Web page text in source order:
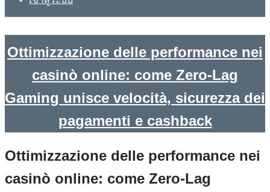
Ottimizzazione delle performance nei
casinò online: come Zero‑Lag
Gaming unisce velocità, sicurezza dei
pagamenti e cashback
Ottimizzazione delle performance nei
casinò online: come Zero‑Lag